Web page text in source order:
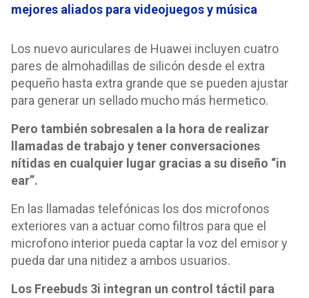
mejores aliados para videojuegos y música
Los nuevo auriculares de Huawei incluyen cuatro
pares de almohadillas de silicón desde el extra
pequeño hasta extra grande que se pueden ajustar
para generar un sellado mucho más hermetico.
Pero también sobresalen a la hora de realizar
llamadas de trabajo y tener conversaciones
nítidas en cualquier lugar gracias a su diseño “in
ear”.
En las llamadas telefónicas los dos microfonos
exteriores van a actuar como filtros para que el
microfono interior pueda captar la voz del emisor y
pueda dar una nitidez a ambos usuarios.
Los Freebuds 3i integran un control táctil para